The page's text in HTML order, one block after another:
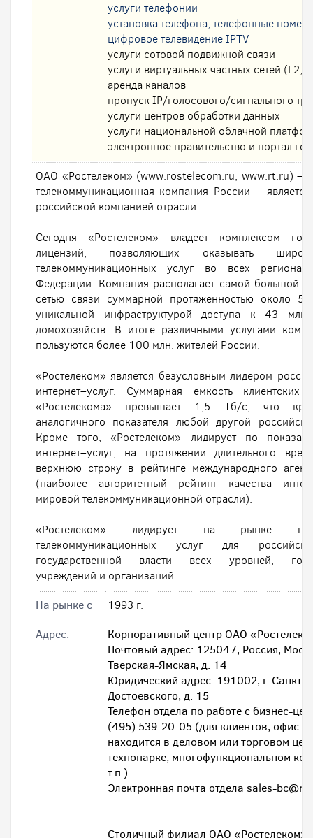
услуги телефонии
установка телефона, телефонные номера
цифровое телевидение IPTV
услуги сотовой подвижной связи
услуги виртуальных частных сетей (L2,
аренда каналов
пропуск IP/голосового/сигнального
услуги центров обработки данных
услуги национальной облачной
электронное правительство и портал
ОАО «Ростелеком» (www.rostelecom.ru, www.rt.ru) –
телекоммуникационная компания России –
российской компанией отрасли.
Сегодня «Ростелеком» владеет комплексом
лицензий, позволяющих оказывать
телекоммуникационных услуг во всех регионах
Федерации. Компания располагает самой большой
сетью связи суммарной протяженностью около
уникальной инфраструктурой доступа к 43 млн.
домохозяйств. В итоге различными услугами
пользуются более 100 млн. жителей России.
«Ростелеком» является безусловным лидером
интернет–услуг. Суммарная емкость клиентских
«Ростелекома» превышает 1,5 Тб/с, что
аналогичного показателя любой другой
Кроме того, «Ростелеком» лидирует по
интернет–услуг, на протяжении длительного
верхнюю строку в рейтинге международного
(наиболее авторитетный рейтинг качества
мировой телекоммуникационной отрасли).
«Ростелеком» лидирует на рынке
телекоммуникационных услуг для
государственной власти всех уровней,
учреждений и организаций.
На рынке с
1993 г.
Адрес:
Корпоративный центр ОАО
Почтовый адрес: 125047, Россия,
Тверская-Ямская, д. 14
Юридический адрес: 191002, г. Санкт-
Достоевского, д. 15
Телефон отдела по работе с бизнес-
(495) 539-20-05 (для клиентов, офис
находится в деловом или торговом
технопарке, многофункциональном
т.п.)
Электронная почта отдела sales-
Столичный филиал ОАО «Ростелеком»: